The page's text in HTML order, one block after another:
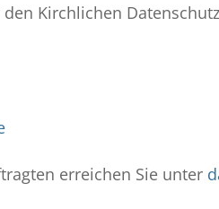
Kirchlichen
erreichen Sie unter